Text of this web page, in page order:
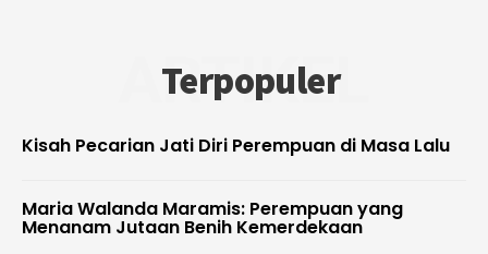
Terpopuler
ARTIKEL
Kisah Pecarian Jati Diri Perempuan di Masa Lalu
Maria Walanda Maramis: Perempuan yang
Menanam Jutaan Benih Kemerdekaan